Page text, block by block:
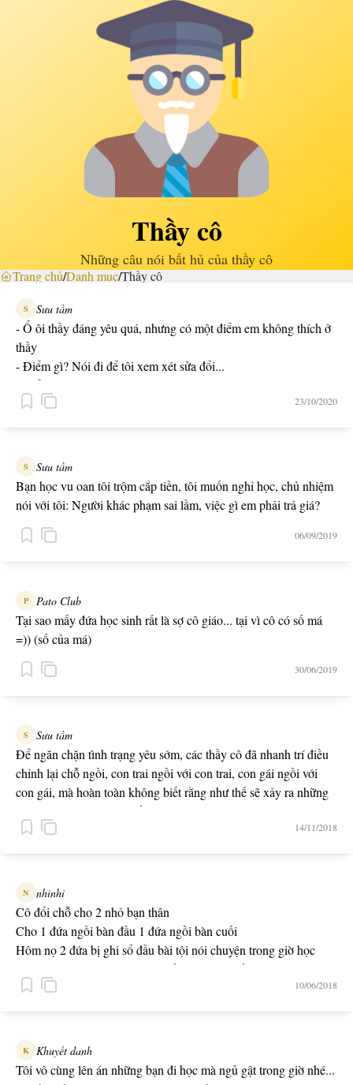
Thầy cô
Những câu nói bất hủ của thầy cô
Trang chủ/Danh mục/Thầy cô
S Sưu tầm
- Ổ ôi thầy đáng yêu quá, nhưng có một điểm em không thích ở
thầy
- Điểm gì? Nói đi để tôi xem xét sửa đổi...
- Điểm danh ạ!
23/10/2020
S Sưu tầm
Bạn học vu oan tôi trộm cắp tiền, tôi muốn nghỉ học, chủ nhiệm
nói với tôi: Người khác phạm sai lầm, việc gì em phải trả giá?
06/09/2019
P Pato Club
Tại sao mấy đứa học sinh rất là sợ cô giáo... tại vì cô có số má
=)) (số của má)
30/06/2019
S Sưu tầm
Để ngăn chặn tình trạng yêu sớm, các thầy cô đã nhanh trí điều
chỉnh lại chỗ ngồi, con trai ngồi với con trai, con gái ngồi với
con gái, mà hoàn toàn không biết rằng như thế sẽ xảy ra những
chuyện còn khó giải quyết hơn.
14/11/2018
N nhinhi
Cô đổi chỗ cho 2 nhỏ bạn thân
Cho 1 đứa ngồi bàn đầu 1 đứa ngồi bàn cuối
Hôm nọ 2 đứa bị ghi sổ đầu bài tội nói chuyện trong giờ học
Giờ sinh hoạt lớp cô hỏi đứa ngồi trên đứa ngồi dưới nói chuyện
thế nào hay vậy...bằng đường chim bay hả
10/06/2018
K Khuyết danh
Tôi vô cùng lên án những bạn đi học mà ngủ gật trong giờ nhé...